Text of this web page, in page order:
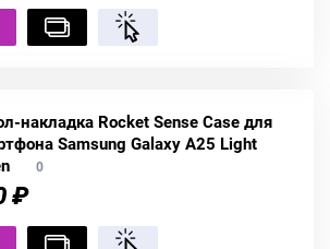
накладка Rocket Sense Case для
Samsung Galaxy A25 Light
0
₽